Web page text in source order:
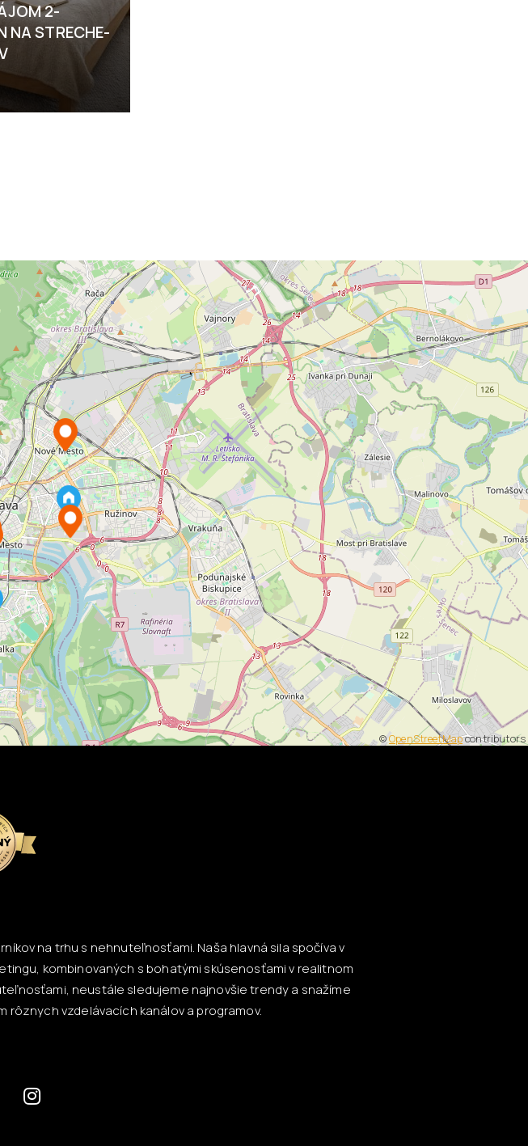
2-
NA STRECHE-
©OpenStreetMapcontributors
na trhu s nehnuteľnosťami. Naša hlavná sila spočíva v
kombinovaných s bohatými skúsenosťami v realitnom
neustále sledujeme najnovšie trendy a snažíme
vzdelávacích kanálov a programov.